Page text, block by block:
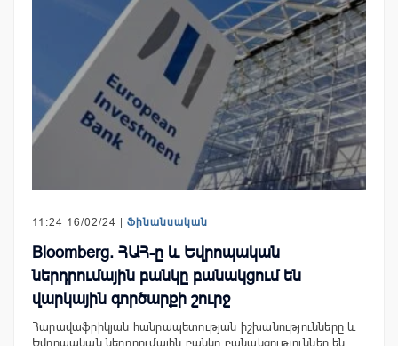
11:24 16/02/24 | Ֆինանսական
Bloomberg. ՀԱՀ-ը ​​և Եվրոպական
ներդրումային բանկը բանակցում են
վարկային գործարքի շուրջ
Հարավաֆրիկյան հանրապետության իշխանությունները և
Եվրոպական ներդրումային բանկը բանակցություններ են